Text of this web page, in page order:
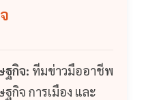
ฐกิจ: ทีมข่าวมืออาชีพ
กิจ การเมือง และ